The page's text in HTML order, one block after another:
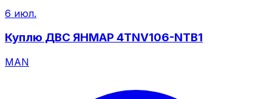
6 июл.
Куплю ДВС ЯНМАР 4TNV106-NTB1
MAN